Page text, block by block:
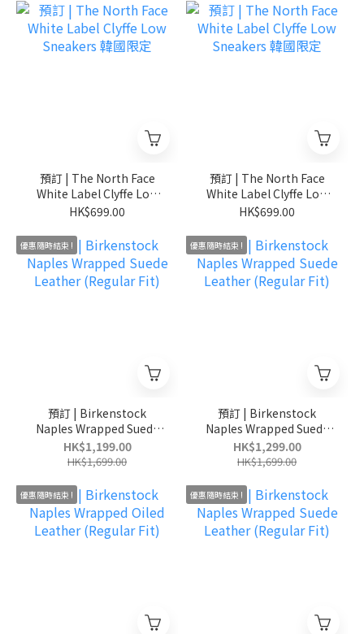
預訂 | The North Face
White Label Clyffe Low
Sneakers 韓國限定
HK$699.00
預訂 | The North Face
White Label Clyffe Low
Sneakers 韓國限定
HK$699.00
優惠隨時結束 !
預訂 | Birkenstock
Naples Wrapped Suede
Leather (Regular Fit)
HK$1,199.00
HK$1,699.00
優惠隨時結束 !
預訂 | Birkenstock
Naples Wrapped Suede
Leather (Regular Fit)
HK$1,299.00
HK$1,699.00
優惠隨時結束 ! 優惠隨時結束 !